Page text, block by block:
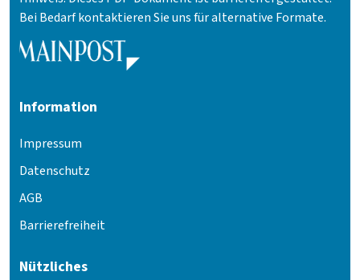
Bei Bedarf kontaktieren Sie uns für alternative Formate.
Information
Impressum
Datenschutz
AGB
Barrierefreiheit
Nützliches